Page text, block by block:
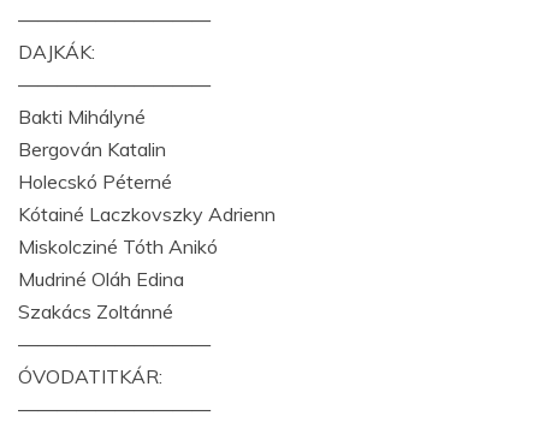
——————————
DAJKÁK:
——————————
Bakti Mihályné
Bergován Katalin
Holecskó Péterné
Kótainé Laczkovszky Adrienn
Miskolcziné Tóth Anikó
Mudriné Oláh Edina
Szakács Zoltánné
——————————
ÓVODATITKÁR:
——————————